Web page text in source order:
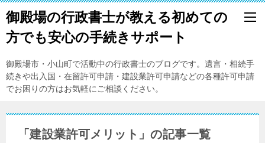
御殿場の行政書士が教える初めての
方でも安心の手続きサポート
御殿場市・小山町で活動中の行政書士のブログです。遺言・相続手
続きや出入国・在留許可申請・建設業許可申請などの各種許可申請
でお困りの方はお気軽にご相談ください。
「建設業許可メリット」の記事一覧